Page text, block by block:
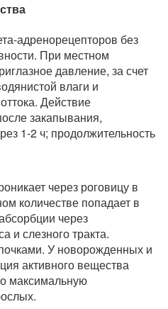
адренорецепторов без
При местном
давление, за счет
влаги и
Действие
закапывания,
1-2 ч; продолжительность
через роговицу в
количестве попадает в
через
и слезного тракта.
У новорожденных и
активного вещества
максимальную